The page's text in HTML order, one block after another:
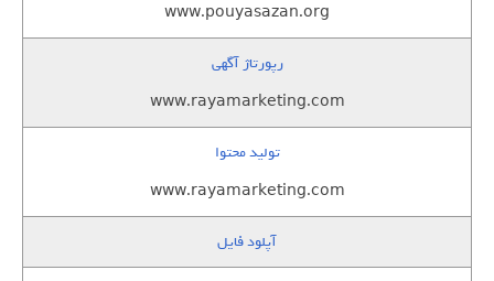
www.pouyasazan.org
رپورتاژ آگهی
www.rayamarketing.com
تولید محتوا
www.rayamarketing.com
آپلود فایل